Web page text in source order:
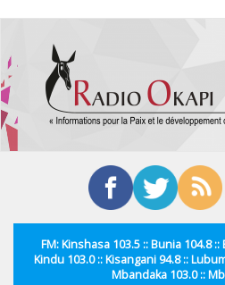
contenu
principal
FM: Kinshasa 103.5 :: Bunia 104.8 ::
Kindu 103.0 :: Kisangani 94.8 ::
Mbandaka 103.0 ::